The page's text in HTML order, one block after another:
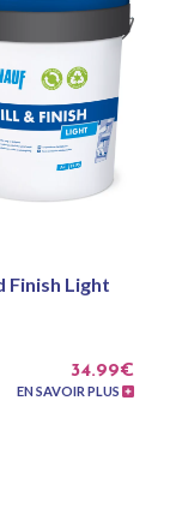
Finish Light
34.99€
EN SAVOIR PLUS